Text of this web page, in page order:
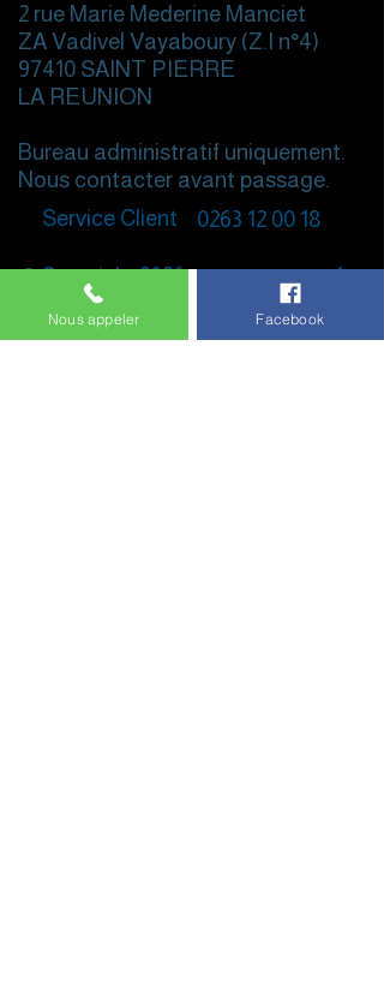
2 rue Marie Mederine Manciet
ZA Vadivel Vayaboury (Z.I n°4)
97410 SAINT PIERRE
LA REUNION
Bureau administratif uniquement.
Nous contacter avant passage.
Service Client
0263 12 00 18
©Copyright 2026 ~www.aquarun.fr~
Tous les droits sont réservés.
Nous appeler Facebook